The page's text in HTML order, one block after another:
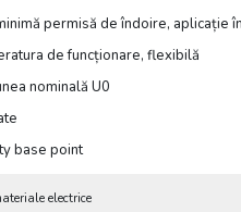
permisă de îndoire, aplicație
de funcționare, flexibilă
nominală U0
base point
electrice